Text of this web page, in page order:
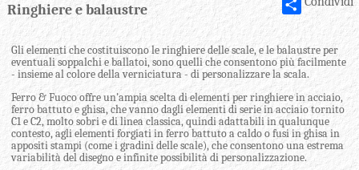
Ringhiere e balaustre
Gli elementi che costituiscono le ringhiere delle scale, e le balaustre per
eventuali soppalchi e ballatoi, sono quelli che consentono più facilmente
- insieme al colore della verniciatura - di personalizzare la scala.
Ferro & Fuoco offre un'ampia scelta di elementi per ringhiere in acciaio,
ferro battuto e ghisa, che vanno dagli elementi di serie in acciaio tornito
C1 e C2, molto sobri e di linea classica, quindi adattabili in qualunque
contesto, agli elementi forgiati in ferro battuto a caldo o fusi in ghisa in
appositi stampi (come i gradini delle scale), che consentono una estrema
variabilità del disegno e infinite possibilità di personalizzazione.